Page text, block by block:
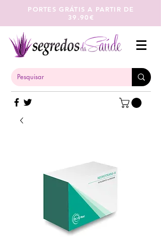
PORTES GRÁTIS A PARTIR DE
39.90€